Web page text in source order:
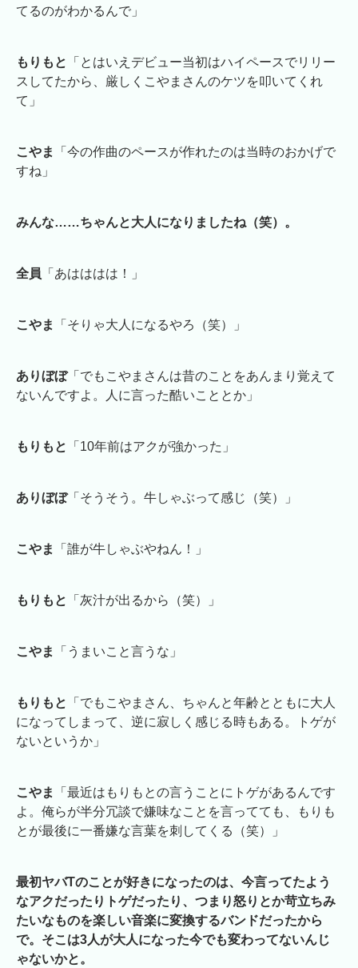
てるのがわかるんで」
もりもと
「とはいえデビュー当初はハイペースでリリー
スしてたから、厳しくこやまさんのケツを叩いてくれ
て」
こやま
「今の作曲のペースが作れたのは当時のおかげで
すね」
みんな……ちゃんと大人になりましたね（笑）。
全員 「あはははは！」
こやま 「そりゃ大人になるやろ（笑）」
ありぼぼ「でもこやまさんは昔のことをあんまり覚えて
ないんですよ。人に言った酷いこととか」
もりもと 「10年前はアクが強かった」
ありぼぼ「そうそう。牛しゃぶって感じ（笑）」
こやま 「誰が牛しゃぶやねん！」
もりもと 「灰汁が出るから（笑）」
こやま 「うまいこと言うな」
もりもと
「でもこやまさん、ちゃんと年齢とともに大人
になってしまって、逆に寂しく感じる時もある。トゲが
ないというか」
こやま
「最近はもりもとの言うことにトゲがあるんです
よ。俺らが半分冗談で嫌味なことを言ってても、もりも
とが最後に一番嫌な言葉を刺してくる（笑）」
最初ヤバTのことが好きになったのは、今言ってたよう
なアクだったりトゲだったり、つまり怒りとか苛立ちみ
たいなものを楽しい音楽に変換するバンドだったから
で。そこは3人が大人になった今でも変わってないんじ
ゃないかと。